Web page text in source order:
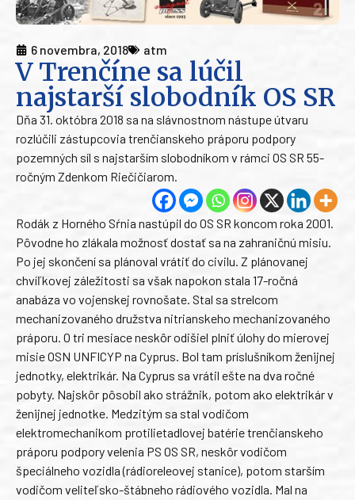
6 novembra, 2018 atm
V Trenčíne sa lúčil
najstarší slobodník OS SR
Dňa 31. októbra 2018 sa na slávnostnom nástupe útvaru
rozlúčili zástupcovia trenčianskeho práporu podpory
pozemných síl s najstarším slobodníkom v rámci OS SR 55-
ročným Zdenkom Riečičiarom.
Rodák z Horného Sŕnia nastúpil do OS SR koncom roka 2001.
Pôvodne ho zlákala možnosť dostať sa na zahraničnú misiu.
Po jej skončení sa plánoval vrátiť do civilu. Z plánovanej
chvíľkovej záležitosti sa však napokon stala 17-ročná
anabáza vo vojenskej rovnošate. Stal sa strelcom
mechanizovaného družstva nitrianskeho mechanizovaného
práporu. O tri mesiace neskôr odišiel plniť úlohy do mierovej
misie OSN UNFICYP na Cyprus. Bol tam príslušníkom ženijnej
jednotky, elektrikár. Na Cyprus sa vrátil ešte na dva ročné
pobyty. Najskôr pôsobil ako strážnik, potom ako elektrikár v
ženijnej jednotke. Medzitým sa stal vodičom
elektromechanikom protilietadlovej batérie trenčianskeho
práporu podpory velenia PS OS SR, neskôr vodičom
špeciálneho vozidla (rádioreleovej stanice), potom starším
vodičom veliteľsko-štábneho rádiového vozidla. Mal na